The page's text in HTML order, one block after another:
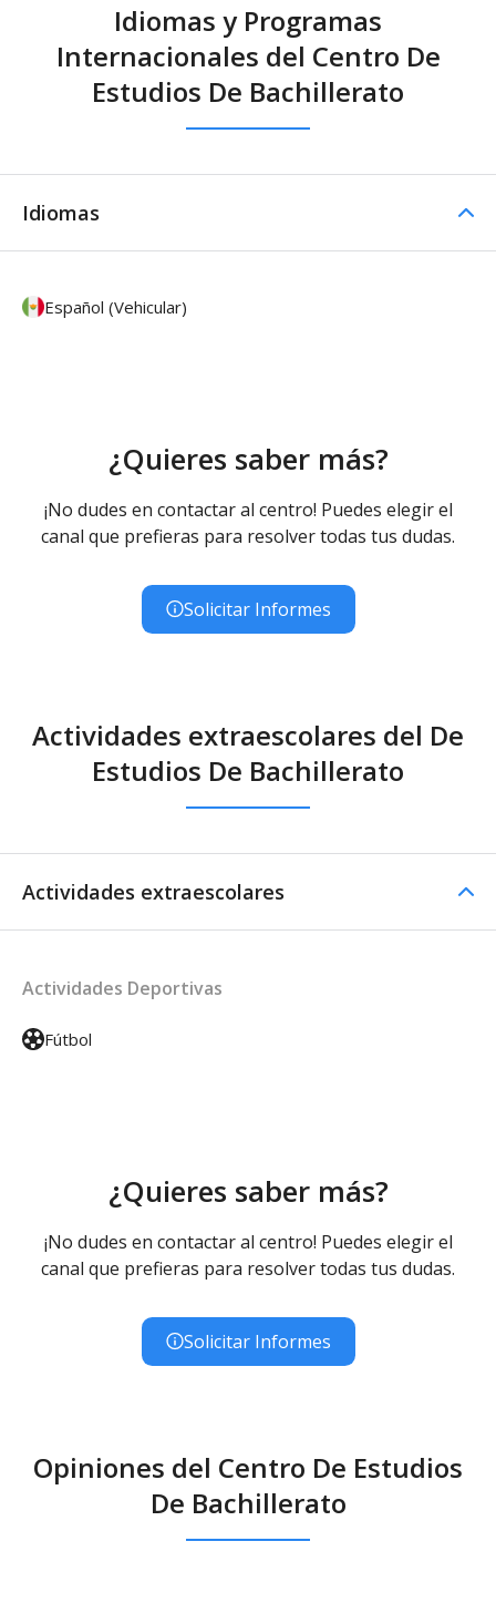
Idiomas y Programas
Internacionales del Centro De
Estudios De Bachillerato
Idiomas
Español (Vehicular)
¿Quieres saber más?
¡No dudes en contactar al centro! Puedes elegir el
canal que prefieras para resolver todas tus dudas.
Solicitar Informes
Actividades extraescolares del De
Estudios De Bachillerato
Actividades extraescolares
Actividades Deportivas
Fútbol
¿Quieres saber más?
¡No dudes en contactar al centro! Puedes elegir el
canal que prefieras para resolver todas tus dudas.
Solicitar Informes
Opiniones del Centro De Estudios
De Bachillerato